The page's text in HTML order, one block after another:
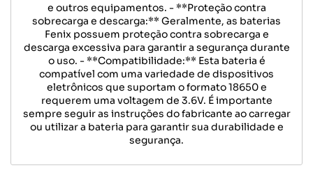
e outros equipamentos. - **Proteção contra
sobrecarga e descarga:** Geralmente, as baterias
Fenix possuem proteção contra sobrecarga e
descarga excessiva para garantir a segurança durante
o uso. - **Compatibilidade:** Esta bateria é
compatível com uma variedade de dispositivos
eletrônicos que suportam o formato 18650 e
requerem uma voltagem de 3.6V. É importante
sempre seguir as instruções do fabricante ao carregar
ou utilizar a bateria para garantir sua durabilidade e
segurança.